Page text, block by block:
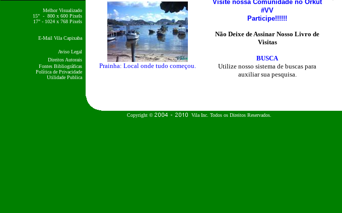
Melhor Visualizado
15" - 800 x 600 Pixels
17" - 1024 x 768 Pixels
E-Mail Vila Capixaba
Aviso Legal
Direitos Autorais
Fontes Bibliográficas
Política de Privacidade
Utilidade Publica
Prainha: Local onde tudo começou.
Visite nossa Comunidade no Orkut
#VV
Participe!!!!!!
Não Deixe de Assinar Nosso Livro de
Visitas
BUSCA
Utilize nosso sistema de buscas para
auxiliar sua pesquisa.
Copyright © Vila Inc. Todos os Direitos Reservados.